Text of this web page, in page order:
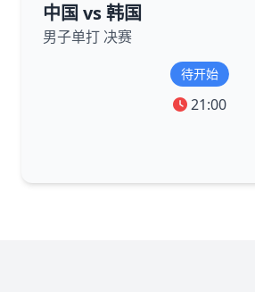
中国 vs 韩国
男子单打 决赛
待开始
21:00